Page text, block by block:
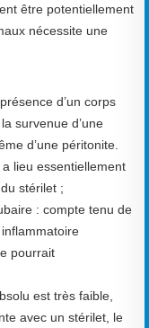
être potentiellement
nécessite une
d’un corps
survenue d’une
d’une péritonite.
lieu essentiellement
stérilet ;
: compte tenu de
pourrait
est très faible,
avec un stérilet, le